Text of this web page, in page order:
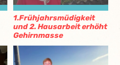
1.Frühjahrsmüdigkeit
und 2. Hausarbeit erhöht
Gehirnmasse